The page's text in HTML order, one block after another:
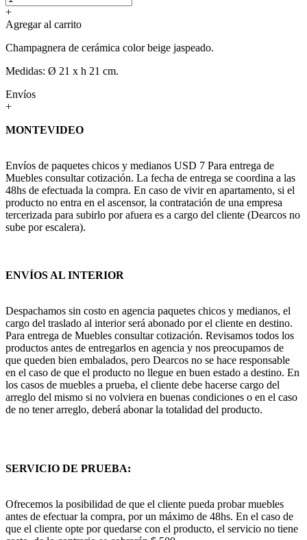
+
Agregar al carrito
Champagnera de cerámica color beige jaspeado.
Medidas: Ø 21 x h 21 cm.
Envíos
+
MONTEVIDEO
Envíos de paquetes chicos y medianos USD 7 Para entrega de
Muebles consultar cotización. La fecha de entrega se coordina a las
48hs de efectuada la compra. En caso de vivir en apartamento, si el
producto no entra en el ascensor, la contratación de una empresa
tercerizada para subirlo por afuera es a cargo del cliente (Dearcos no
sube por escalera).
ENVÍOS AL INTERIOR
Despachamos sin costo en agencia paquetes chicos y medianos, el
cargo del traslado al interior será abonado por el cliente en destino.
Para entrega de Muebles consultar cotización. Revisamos todos los
productos antes de entregarlos en agencia y nos preocupamos de
que queden bien embalados, pero Dearcos no se hace responsable
en el caso de que el producto no llegue en buen estado a destino. En
los casos de muebles a prueba, el cliente debe hacerse cargo del
arreglo del mismo si no volviera en buenas condiciones o en el caso
de no tener arreglo, deberá abonar la totalidad del producto.
SERVICIO DE PRUEBA:
Ofrecemos la posibilidad de que el cliente pueda probar muebles
antes de efectuar la compra, por un máximo de 48hs. En el caso de
que el cliente opte por quedarse con el producto, el servicio no tiene